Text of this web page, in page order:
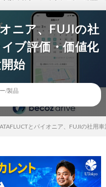
ニア、FUJIの社
ブ評価・価値化
始
/製品
とパイオニア、FUJIの社用